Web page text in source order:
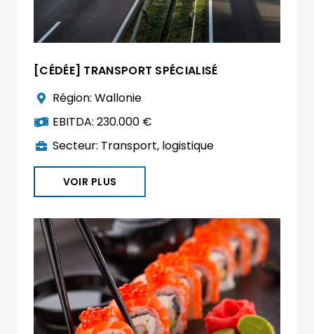
[CÉDÉE] TRANSPORT SPÉCIALISÉ
Région:Wallonie
EBITDA:230.000 €
Secteur: Transport, logistique
VOIR PLUS